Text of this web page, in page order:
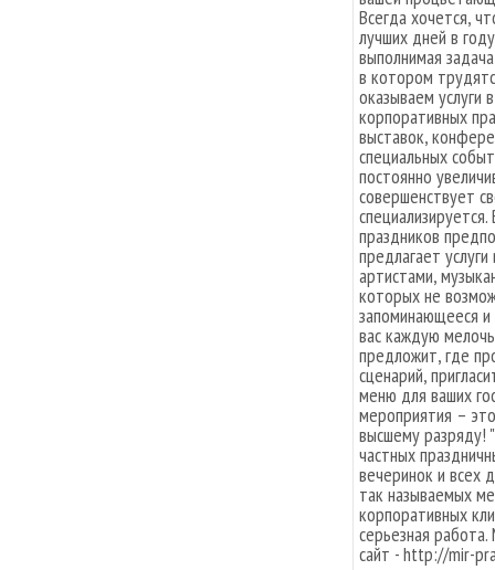
Всегда хочется,
лучших дней в
выполнимая
в котором
оказываем услуги
корпоративных
выставок,
специальных
постоянно
совершенствует
праздников
предлагает
артистами,
которых не
запоминающееся
вас каждую
предложит, где
сценарий,
меню для ваших
мероприятия –
высшему разряду!
частных
вечеринок и всех
так называемых
корпоративных
серьезная
сайт - http://mir-